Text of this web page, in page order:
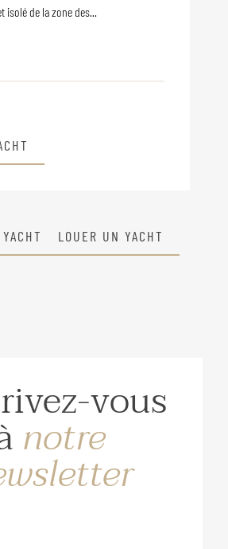
isolé de la zone des...
LOUER UN YACHT
vous
notre